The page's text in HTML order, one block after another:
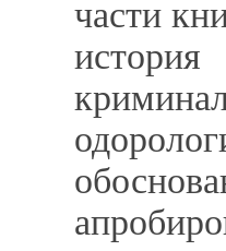
части
история